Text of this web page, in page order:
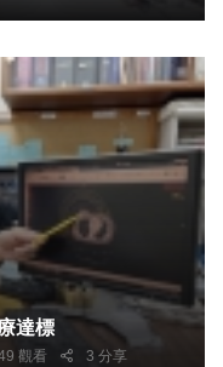
達標
觀看 3 分享